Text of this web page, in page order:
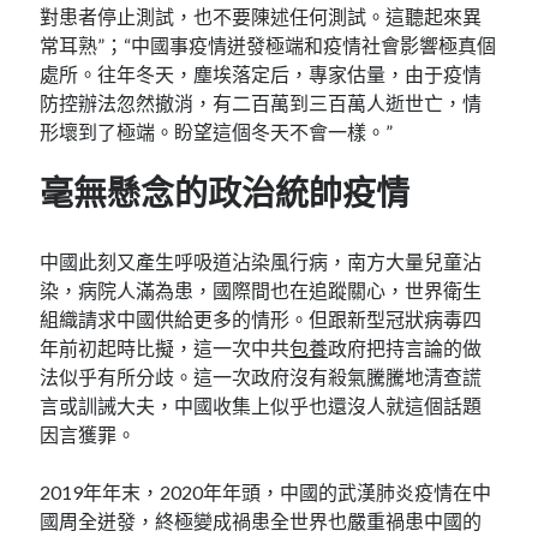
對患者停止測試，也不要陳述任何測試。這聽起來異
常耳熟”；“中國事疫情迸發極端和疫情社會影響極真個
處所。往年冬天，塵埃落定后，專家估量，由于疫情
防控辦法忽然撤消，有二百萬到三百萬人逝世亡，情
形壞到了極端。盼望這個冬天不會一樣。”
毫無懸念的政治統帥疫情
中國此刻又產生呼吸道沾染風行病，南方大量兒童沾
染，病院人滿為患，國際間也在追蹤關心，世界衛生
組織請求中國供給更多的情形。但跟新型冠狀病毒四
年前初起時比擬，這一次中共包養政府把持言論的做
法似乎有所分歧。這一次政府沒有殺氣騰騰地清查謊
言或訓誡大夫，中國收集上似乎也還沒人就這個話題
因言獲罪。
2019年年末，2020年年頭，中國的武漢肺炎疫情在中
國周全迸發，終極變成禍患全世界也嚴重禍患中國的